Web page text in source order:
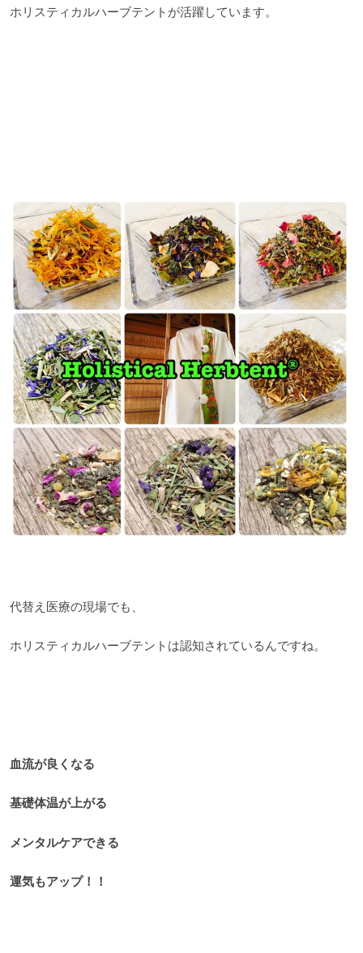
ホリスティカルハーブテントが活躍しています。
代替え医療の現場でも、
ホリスティカルハーブテントは認知されているんですね。
血流が良くなる
基礎体温が上がる
メンタルケアできる
運気もアップ！！